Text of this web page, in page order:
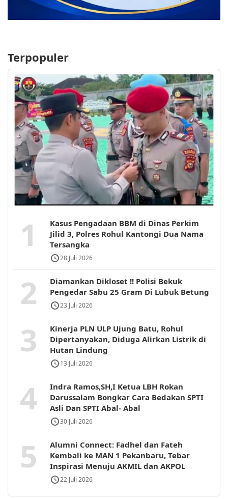
Terpopuler
1
Kasus Pengadaan BBM di Dinas Perkim
Jilid 3, Polres Rohul Kantongi Dua Nama
Tersangka
28 Juli 2026
2
Diamankan Dikloset !! Polisi Bekuk
Pengedar Sabu 25 Gram Di Lubuk Betung
23 Juli 2026
3
Kinerja PLN ULP Ujung Batu, Rohul
Dipertanyakan, Diduga Alirkan Listrik di
Hutan Lindung
13 Juli 2026
4
Indra Ramos,SH,I Ketua LBH Rokan
Darussalam Bongkar Cara Bedakan SPTI
Asli Dan SPTI Abal- Abal
30 Juli 2026
5
Alumni Connect: Fadhel dan Fateh
Kembali ke MAN 1 Pekanbaru, Tebar
Inspirasi Menuju AKMIL dan AKPOL
22 Juli 2026